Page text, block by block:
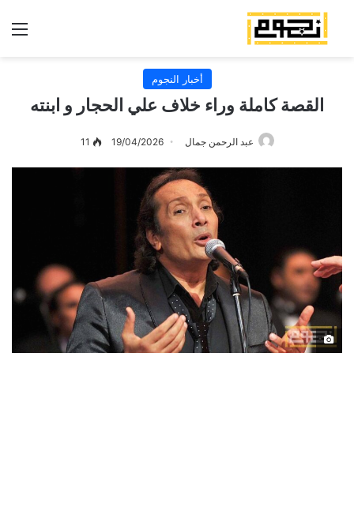
أخبار النجوم
القصة كاملة وراء خلاف علي الحجار و ابنته
عبد الرحمن جمال 19/04/2026
11